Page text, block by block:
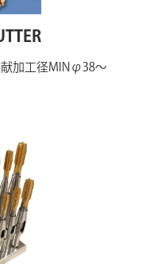
献加工径MINφ38～